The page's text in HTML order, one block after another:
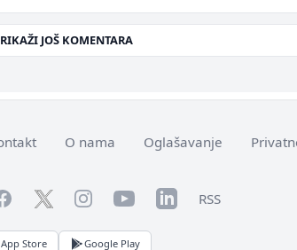
JOŠ KOMENTARA
O nama Oglašavanje
TwitterInstagramYouTubeLinkedInRSS
App Store Google Play